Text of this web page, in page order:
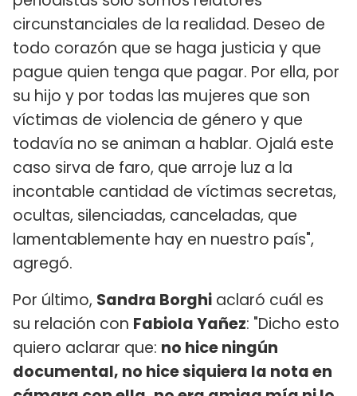
circunstanciales de la realidad. Deseo de
todo corazón que se haga justicia y que
pague quien tenga que pagar. Por ella, por
su hijo y por todas las mujeres que son
víctimas de violencia de género y que
todavía no se animan a hablar. Ojalá este
caso sirva de faro, que arroje luz a la
incontable cantidad de víctimas secretas,
ocultas, silenciadas, canceladas, que
lamentablemente hay en nuestro país",
agregó.
Por último, Sandra Borghi aclaró cuál es
su relación con Fabiola Yañez: "Dicho esto
quiero aclarar que: no hice ningún
documental, no hice siquiera la nota en